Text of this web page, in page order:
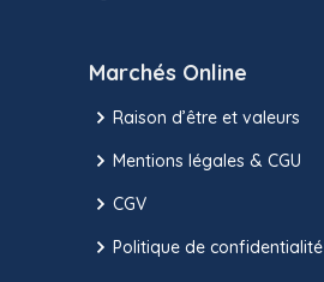
Marchés Online
Raison d’être et valeurs
Mentions légales & CGU
CGV
Politique de confidentialité